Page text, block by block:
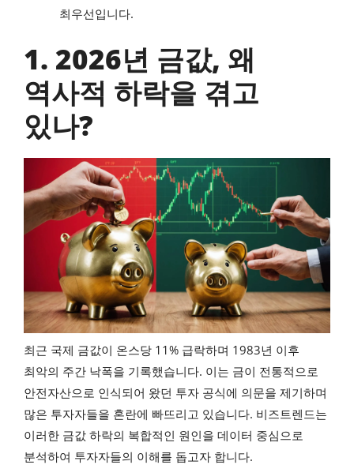
최우선입니다.
1. 2026년 금값, 왜
역사적 하락을 겪고
있나?
최근 국제 금값이 온스당 11% 급락하며 1983년 이후
최악의 주간 낙폭을 기록했습니다. 이는 금이 전통적으로
안전자산으로 인식되어 왔던 투자 공식에 의문을 제기하며
많은 투자자들을 혼란에 빠뜨리고 있습니다. 비즈트렌드는
이러한 금값 하락의 복합적인 원인을 데이터 중심으로
분석하여 투자자들의 이해를 돕고자 합니다.